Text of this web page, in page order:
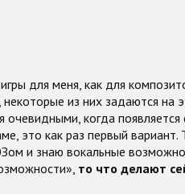
для меня, как для
из них задаются на
очевидными, когда появляется
это как раз первый вариант.
и знаю вокальные
то что делают